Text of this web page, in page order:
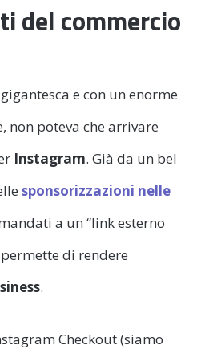
del commercio
e con un enorme
non poteva che arrivare
Instagram. Già da un bel
sponsorizzazioni nelle
a un “link esterno
di rendere
.
Checkout (siamo